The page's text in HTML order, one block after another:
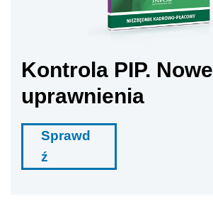
Kontrola PIP. Nowe
uprawnienia
Sprawd
ź